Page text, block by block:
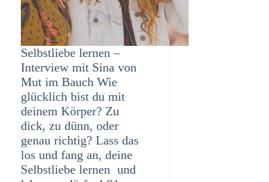
Selbstliebe lernen –
Interview mit Sina von
Mut im Bauch Wie
glücklich bist du mit
deinem Körper? Zu
dick, zu dünn, oder
genau richtig? Lass das
los und fang an, deine
Selbstliebe lernen und